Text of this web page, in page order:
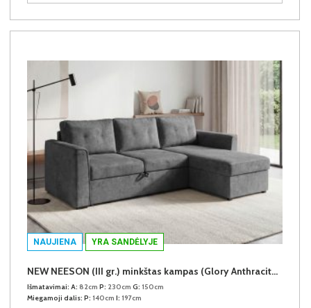
NAUJIENA YRA SANDĖLYJE
NEW NEESON (III gr.) minkštas kampas (Glory Anthracite-18)
Išmatavimai: A: 82cm P: 230cm G: 150cm
Miegamoji dalis: P: 140cm I: 197cm